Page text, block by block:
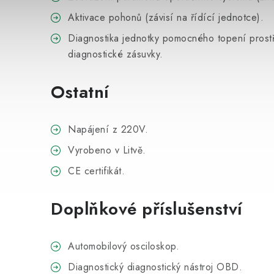
Aktivace pohonů (závisí na řídící jednotce).
Diagnostika jednotky pomocného topení
diagnostické zásuvky.
Ostatní
Napájení z 220V.
Vyrobeno v Litvě.
CE certifikát.
Doplňkové příslušenství
Automobilový osciloskop.
Diagnostický diagnostický nástroj OBD.